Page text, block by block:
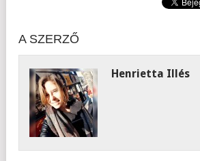
A SZERZŐ
Henrietta Illés